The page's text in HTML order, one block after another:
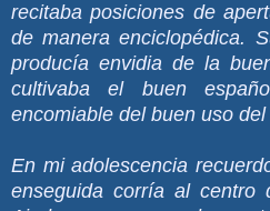
recitaba posiciones de
de manera enciclopédica.
producía envidia de la
cultivaba el buen
encomiable del buen uso del
En mi adolescencia
enseguida corría al